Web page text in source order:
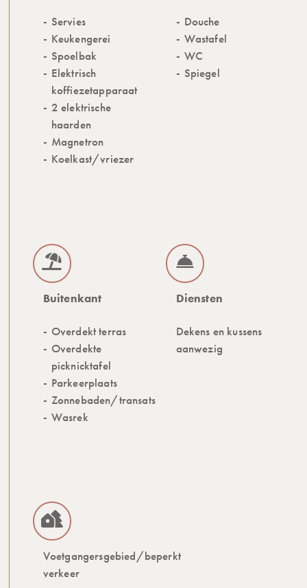
Servies
Keukengerei
Spoelbak
Elektrisch
koffiezetapparaat
2 elektrische
haarden
Magnetron
Koelkast/vriezer
Douche
Wastafel
WC
Spiegel
Buitenkant
Overdekt terras
Overdekte
picknicktafel
Parkeerplaats
Zonnebaden/transats
Wasrek
Diensten
Dekens en kussens
aanwezig
Voetgangersgebied/beperkt
verkeer